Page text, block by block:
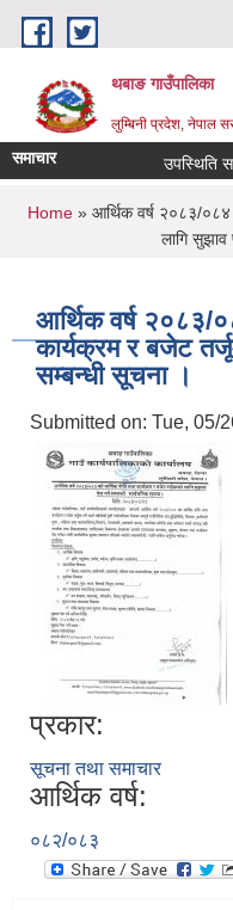
Skip to main content
थबाङ गाउँपालिका
लुम्बिनी प्रदेश, नेपाल
समाचार उपस्थिति
You are here
Home» आर्थिक वर्ष २०८३/०८४
लागि सुझाव
आर्थिक वर्ष २०८३/
कार्यक्रम र बजेट
सम्बन्धी सूचना ।
Submitted on: Tue, 05/
प्रकार:
सूचना तथा समाचार
आर्थिक वर्ष:
०८२/०८३